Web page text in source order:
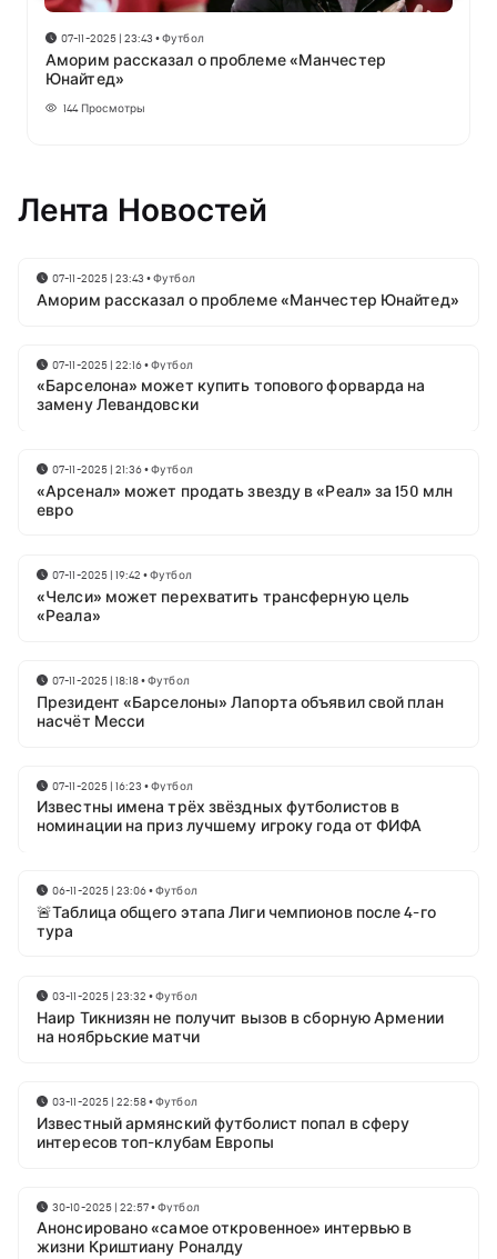
07-11-2025 | 23:43 •Футбол
Аморим рассказал о проблеме «Манчестер
Юнайтед»
144 Просмотры
Лента Новостей
07-11-2025 | 23:43 •Футбол
Аморим рассказал о проблеме «Манчестер Юнайтед»
07-11-2025 | 22:16•Футбол
«Барселона» может купить топового форварда на
замену Левандовски
07-11-2025 | 21:36•Футбол
«Арсенал» может продать звезду в «Реал» за 150 млн
евро
07-11-2025 | 19:42 •Футбол
«Челси» может перехватить трансферную цель
«Реала»
07-11-2025 | 18:18•Футбол
Президент «Барселоны» Лапорта объявил свой план
насчёт Месси
07-11-2025 | 16:23 •Футбол
Известны имена трёх звёздных футболистов в
номинации на приз лучшему игроку года от ФИФА
06-11-2025 | 23:06•Футбол
🚨Таблица общего этапа Лиги чемпионов после 4-го
тура
03-11-2025 | 23:32 •Футбол
Наир Тикнизян не получит вызов в сборную Армении
на ноябрьские матчи
03-11-2025 | 22:58•Футбол
Известный армянский футболист попал в сферу
интересов топ-клубам Европы
30-10-2025 | 22:57•Футбол
Анонсировано «самое откровенное» интервью в
жизни Криштиану Роналду